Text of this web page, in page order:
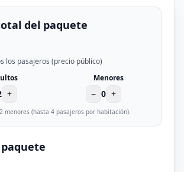
del paquete
los pasajeros (precio público)
+
Menores
− 0 +
menores (hasta 4 pasajeros por habitación).